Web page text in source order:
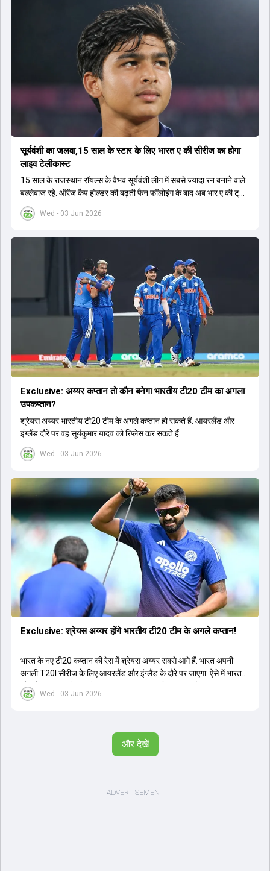
Wed - 03 Jun 2026
सूर्यवंशी का जलवा,15 साल के स्टार के लिए भारत ए की सीरीज का होगा
लाइव टेलीकास्ट
15 साल के राजस्थान रॉयल्स के वैभव सूर्यवंशी लीग में सबसे ज्यादा रन बनाने वाले
बल्लेबाज रहे. ऑरेंज कैप होल्डर की बढ़ती फैन फॉलोइंग के बाद अब भार ए की ट्राई
सीरीज का लाइव टेलीकास्ट करने का फैसला लिया गया है.
Wed - 03 Jun 2026
Exclusive: अय्यर कप्तान तो कौन बनेगा भारतीय टी20 टीम का अगला
उपकप्तान?
श्रेयस अय्यर भारतीय टी20 टीम के अगले कप्तान हो सकते हैं. आयरलैंड और
इंग्लैंड दौरे पर वह सूर्यकुमार यादव को रिप्लेस कर सकते हैं.
Wed - 03 Jun 2026
Exclusive: श्रेयस अय्यर होंगे भारतीय टी20 टीम के अगले कप्तान!
भारत के नए टी20 कप्तान की रेस में श्रेयस अय्यर सबसे आगे हैं. भारत अपनी
अगली T20I सीरीज के लिए आयरलैंड और इंग्लैंड के दौरे पर जाएगा. ऐसे में भारत
को श्रेयस अय्यर के रूप में एक नया T20I कप्तान मिल सकता है.
और देखें